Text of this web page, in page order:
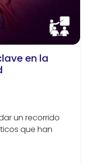
en la
un recorrido
que han